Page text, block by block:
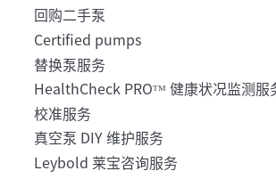
回购二手泵
Certified pumps
替换泵服务
HealthCheck PROᵀᴹ 健康状况监测服
校准服务
真空泵 DIY 维护服务
Leybold 莱宝咨询服务